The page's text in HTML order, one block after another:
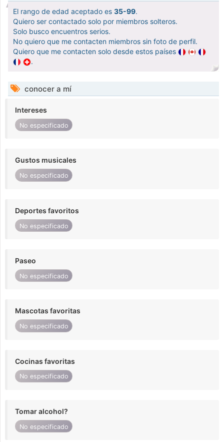
El rango de edad aceptado es 35-99.
Quiero ser contactado solo por miembros solteros.
Solo busco encuentros serios.
No quiero que me contacten miembros sin foto de perfil.
Quiero que me contacten solo desde estos países
.
conocer a mí
Intereses
No especificado
Gustos musicales
No especificado
Deportes favoritos
No especificado
Paseo
No especificado
Mascotas favoritas
No especificado
Cocinas favoritas
No especificado
Tomar alcohol?
No especificado